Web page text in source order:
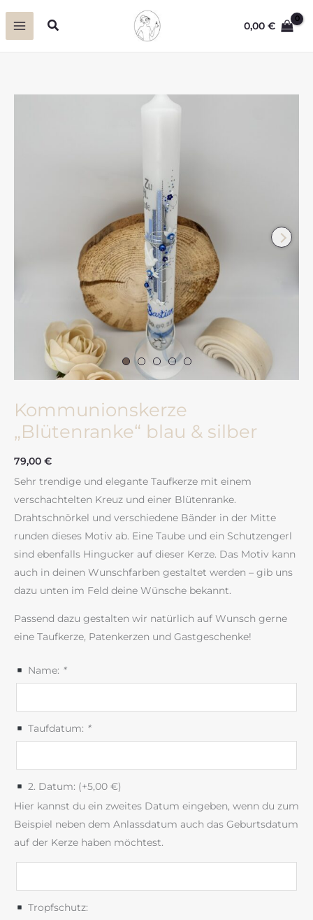
Inhalt
Suchen 0,00€
Kommunionskerze
„Blütenranke“ blau & silber
79,00 €
Sehr trendige und elegante Taufkerze mit einem
verschachtelten Kreuz und einer Blütenranke.
Drahtschnörkel und verschiedene Bänder in der Mitte
runden dieses Motiv ab. Eine Taube und ein Schutzengerl
sind ebenfalls Hingucker auf dieser Kerze. Das Motiv kann
auch in deinen Wunschfarben gestaltet werden – gib uns
dazu unten im Feld deine Wünsche bekannt.
Passend dazu gestalten wir natürlich auf Wunsch gerne
eine Taufkerze, Patenkerzen und Gastgeschenke!
Name: *
Taufdatum: *
2. Datum: (+5,00 €)
Hier kannst du ein zweites Datum eingeben, wenn du zum
Beispiel neben dem Anlassdatum auch das Geburtsdatum
auf der Kerze haben möchtest.
Tropfschutz: